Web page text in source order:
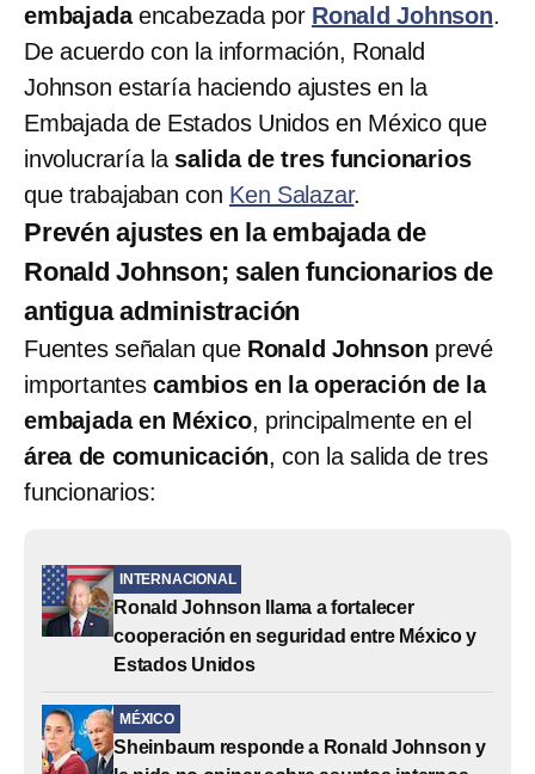
embajadaencabezada por Ronald Johnson.
De acuerdo con la información, Ronald
Johnson estaría haciendo ajustes en la
Embajada de Estados Unidos en México que
involucraría la salida de tres funcionarios
que trabajaban con Ken Salazar.
Prevén ajustes en la embajada de
Ronald Johnson; salen funcionarios de
antigua administración
Fuentes señalan que Ronald Johnson prevé
importantescambios en la operación de la
embajada en México, principalmente en el
área de comunicación, con la salida de tres
funcionarios:
INTERNACIONAL
Ronald Johnson llama a fortalecer
cooperación en seguridad entre México y
Estados Unidos
MÉXICO
Sheinbaum responde a Ronald Johnson y